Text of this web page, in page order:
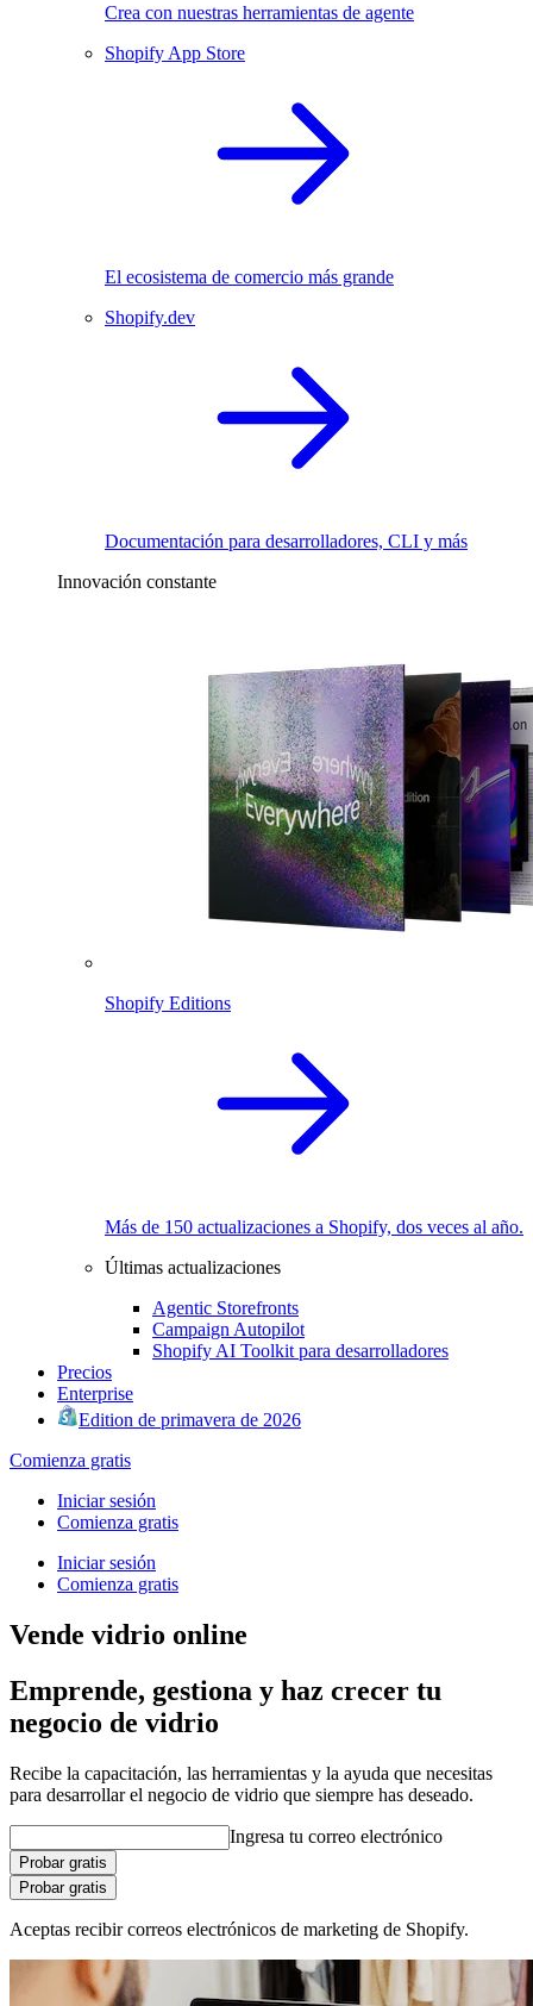
Crea con nuestras herramientas de agente
Shopify App Store
El ecosistema de comercio más grande
Shopify.dev
Documentación para desarrolladores, CLI y más
Innovación constante
Shopify Editions
Más de 150 actualizaciones a Shopify, dos veces al año.
Últimas actualizaciones
Agentic Storefronts
Campaign Autopilot
Shopify AI Toolkit para desarrolladores
Precios
Enterprise
Edition de primavera de 2026
Comienza gratis
Iniciar sesión
Comienza gratis
Iniciar sesión
Comienza gratis
Vende vidrio online
Emprende, gestiona y haz crecer tu
negocio de vidrio
Recibe la capacitación, las herramientas y la ayuda que necesitas
para desarrollar el negocio de vidrio que siempre has deseado.
Ingresa tu correo electrónico
Probar gratis
Probar gratis
Aceptas recibir correos electrónicos de marketing de Shopify.